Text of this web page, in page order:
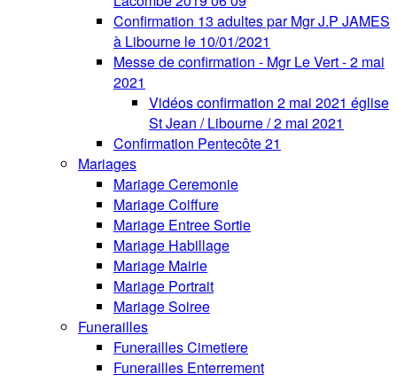
Confirmation 13 adultes par Mgr J.P JAMES
à Libourne le 10/01/2021
Messe de confirmation - Mgr Le Vert - 2 mai
2021
Vidéos confirmation 2 mai 2021 église
St Jean / Libourne / 2 mai 2021
Confirmation Pentecôte 21
Mariages
Mariage Ceremonie
Mariage Coiffure
Mariage Entree Sortie
Mariage Habillage
Mariage Mairie
Mariage Portrait
Mariage Soiree
Funerailles
Funerailles Cimetiere
Funerailles Enterrement